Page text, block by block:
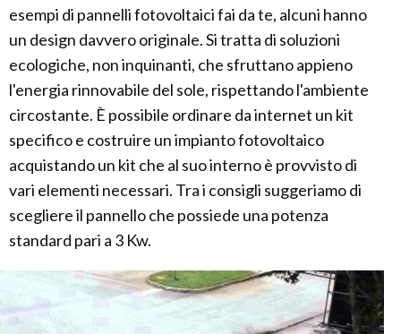
esempi di pannelli fotovoltaici fai da te, alcuni hanno
un design davvero originale. Si tratta di soluzioni
ecologiche, non inquinanti, che sfruttano appieno
l'energia rinnovabile del sole, rispettando l'ambiente
circostante. È possibile ordinare da internet un kit
specifico e costruire un impianto fotovoltaico
acquistando un kit che al suo interno è provvisto di
vari elementi necessari. Tra i consigli suggeriamo di
scegliere il pannello che possiede una potenza
standard pari a 3 Kw.